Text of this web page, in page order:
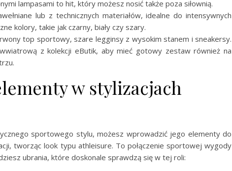
lampasami to hit, który możesz nosić także poza siłownią.
lub z technicznych materiałów, idealne do intensywnych
kolory, takie jak czarny, biały czy szary.
top sportowy, szare legginsy z wysokim stanem i sneakersy.
z kolekcji eButik, aby mieć gotowy zestaw również na
w stylizacjach
sportowego stylu, możesz wprowadzić jego elementy do
tworząc look typu athleisure. To połączenie sportowej wygody
ubrania, które doskonale sprawdzą się w tej roli: